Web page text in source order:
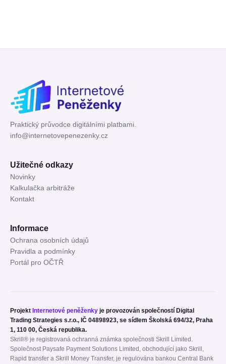
Praktický průvodce digitálními platbami.
info@internetovepenezenky.cz
Užitečné odkazy
Novinky
Kalkulačka arbitráže
Kontakt
Informace
Ochrana osobních údajů
Pravidla a podmínky
Portál pro OČTŘ
Projekt Internetové peněženky je provozován společností Digital
Trading Strategies s.r.o., IČ 04898923, se sídlem Školská 694/32, Praha
1, 110 00, Česká republika.
Skrill® je registrovaná ochranná známka společnosti Skrill Limited.
Společnost Paysafe Payment Solutions Limited, obchodující jako Skrill,
Rapid transfer a Skrill Money Transfer, je regulována bankou Central Bank